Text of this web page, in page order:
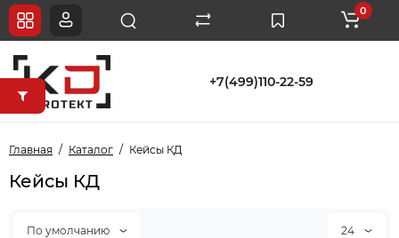
+7(499)110-22-59
0
Главная Каталог Кейсы КД
Кейсы КД
По умолчанию 24